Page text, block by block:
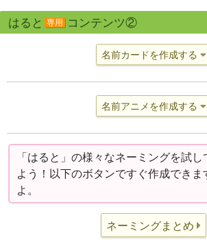
はると 専用 コンテンツ②
名前カードを作成する
名前アニメを作成する
「はると」の様々なネーミングを試し
よう！以下のボタンですぐ作成できま
よ。
ネーミングまとめ